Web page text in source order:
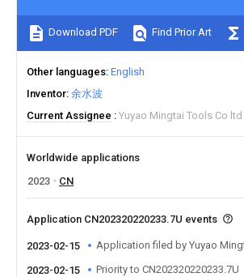
Download PDF Find Prior Art
Other languages English
Inventor 余水波
Current Assignee
Yuyao Mingtai Tools Co ltd
Worldwide applications
2023
CN
Application CN202320220233.7U events
2023-02-15 Application filed by Yuyao
2023-02-15 Priority to CN202320220233.7U